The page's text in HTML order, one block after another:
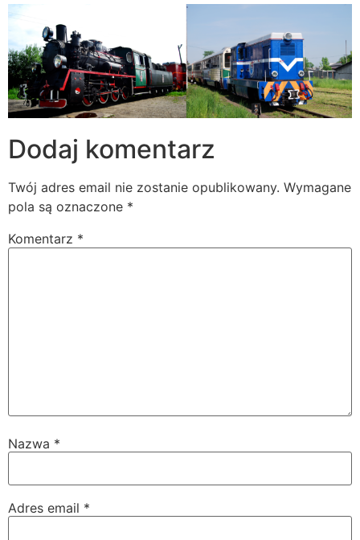
Dodaj komentarz
Twój adres email nie zostanie opublikowany. Wymagane
pola są oznaczone *
Komentarz *
Nazwa *
Adres email *